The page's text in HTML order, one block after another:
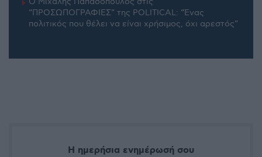
“ΠΡΟΣΩΠΟΓΡΑΦΙΕΣ” της POLITICAL: “Ένας
πολιτικός που θέλει να είναι χρήσιμος, όχι αρεστός”
Η ημερήσια ενημέρωσή σου